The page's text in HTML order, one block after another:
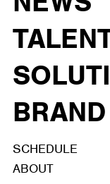
BRAND
SCHEDULE
ABOUT